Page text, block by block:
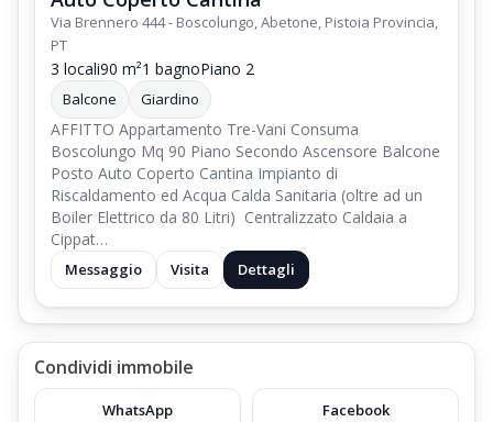
Via Brennero 444 - Boscolungo, Abetone, Pistoia Provincia,
PT
3 locali90 m²1 bagnoPiano 2
Balcone Giardino
AFFITTO Appartamento Tre-Vani Consuma
Boscolungo Mq 90 Piano Secondo Ascensore Balcone
Posto Auto Coperto Cantina Impianto di
Riscaldamento ed Acqua Calda Sanitaria (oltre ad un
Boiler Elettrico da 80 Litri) Centralizzato Caldaia a
Cippat…
Messaggio Visita Dettagli
Condividi immobile
WhatsApp Facebook